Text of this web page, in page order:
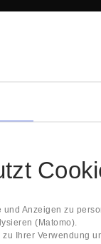
und Anzeigen zu
(Matomo).
Ihrer Verwendung